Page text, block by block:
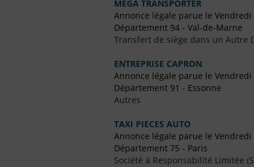
MEGA TRANSPORTER
Annonce légale parue le Vendredi
Département 94 - Val-de-Marne
Transfert de siège dans un Autre
ENTREPRISE CAPRON
Annonce légale parue le Vendredi
Département 91 - Essonne
Autres
TAXI PIECES AUTO
Annonce légale parue le Vendredi
Département 75 - Paris
Société à Responsabilité Limitée